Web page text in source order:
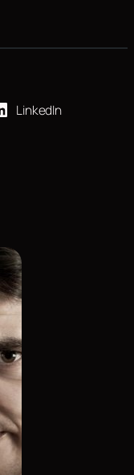
LinkedIn